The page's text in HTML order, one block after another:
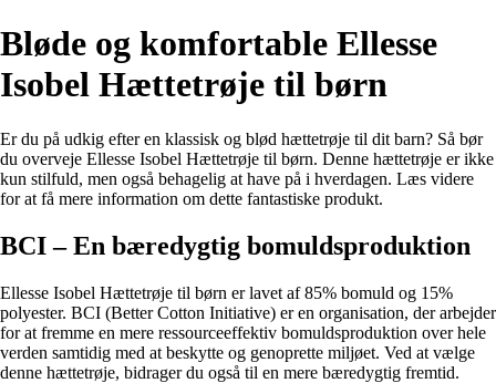
Bløde og komfortable Ellesse
Isobel Hættetrøje til børn
Er du på udkig efter en klassisk og blød hættetrøje til dit barn? Så bør
du overveje Ellesse Isobel Hættetrøje til børn. Denne hættetrøje er ikke
kun stilfuld, men også behagelig at have på i hverdagen. Læs videre
for at få mere information om dette fantastiske produkt.
BCI – En bæredygtig bomuldsproduktion
Ellesse Isobel Hættetrøje til børn er lavet af 85% bomuld og 15%
polyester. BCI (Better Cotton Initiative) er en organisation, der arbejder
for at fremme en mere ressourceeffektiv bomuldsproduktion over hele
verden samtidig med at beskytte og genoprette miljøet. Ved at vælge
denne hættetrøje, bidrager du også til en mere bæredygtig fremtid.